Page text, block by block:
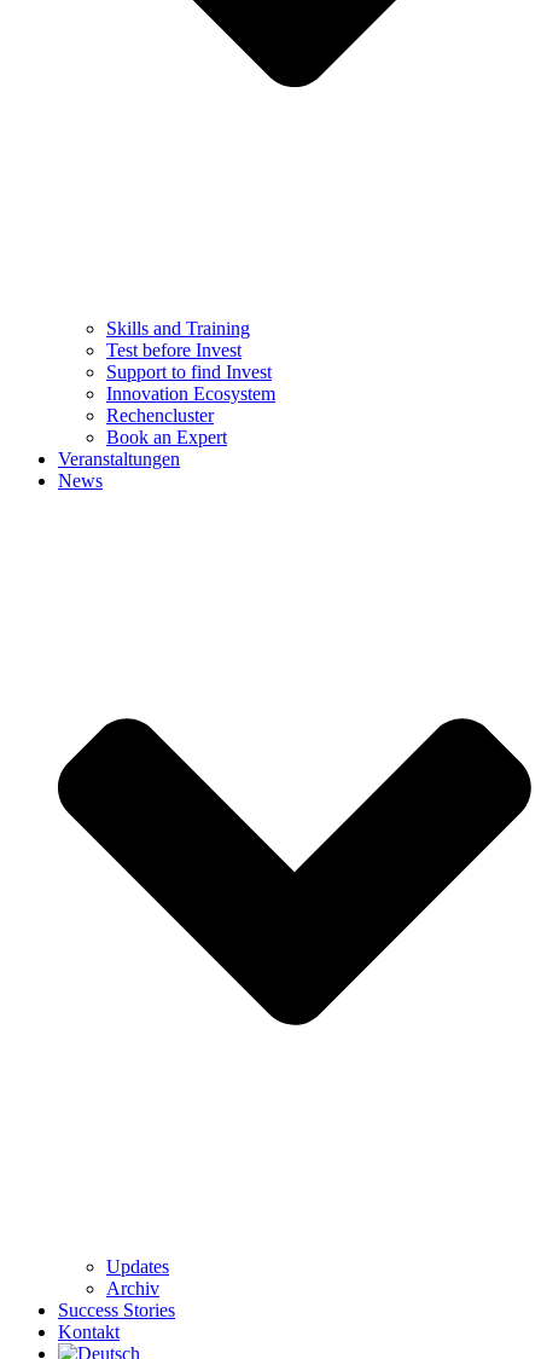
Skills and Training
Test before Invest
Support to find Invest
Innovation Ecosystem
Rechencluster​
Book an Expert
Veranstaltungen
News
Updates
Archiv
Success Stories
Kontakt